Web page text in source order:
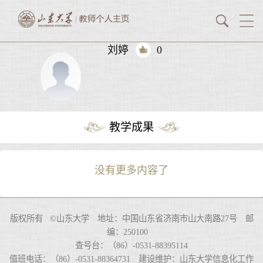
刘婷 0
教学成果
没有更多内容了
版权所有 ©山东大学 地址：中国山东省济南市山大南路27号 邮
编：250100
查号台：（86）-0531-88395114
值班电话：（86）-0531-88364731 建设维护：山东大学信息化工作